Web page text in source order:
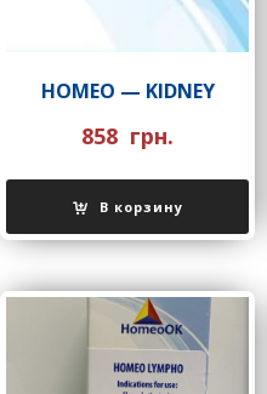
НOMEO — KIDNEY
858 грн.
В корзину